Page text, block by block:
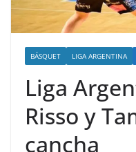
BÁSQUET LIGA ARGENTINA
Liga
Risso y
cancha